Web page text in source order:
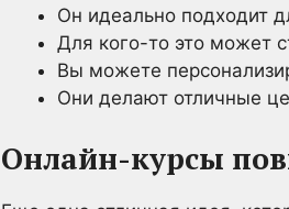
Он идеально подходит
Для кого-то это может
Вы можете
Они делают отличные
Онлайн-курсы